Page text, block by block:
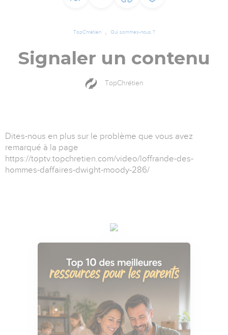
TopChrétien Qui sommes-nous ?
Signaler un contenu
TopChrétien
Dites-nous en plus sur le problème que vous avez
remarqué à la page
https://toptv.topchretien.com/video/loffrande-des-
hommes-daffaires-dwight-moody-286/